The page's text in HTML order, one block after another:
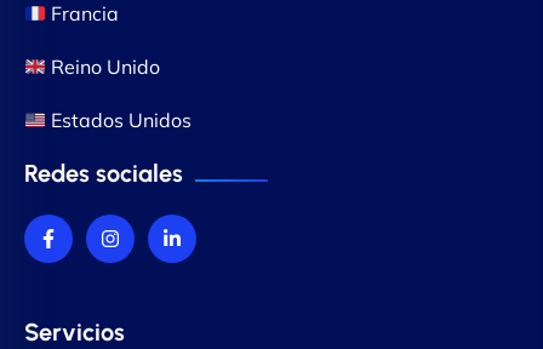
Francia
Reino Unido
Estados Unidos
Redes sociales
Servicios